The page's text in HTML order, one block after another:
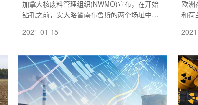
加拿大核废料管理组织(NWMO)宣布，在开始
钻孔之前，安大略省南布鲁斯的两个场址中的
所是否适合使用过的核燃料地质库进行调查的
2021-01-15
欧洲
和荷
长寿